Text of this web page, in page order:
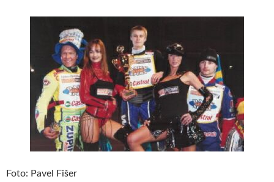
Foto: Pavel Fišer